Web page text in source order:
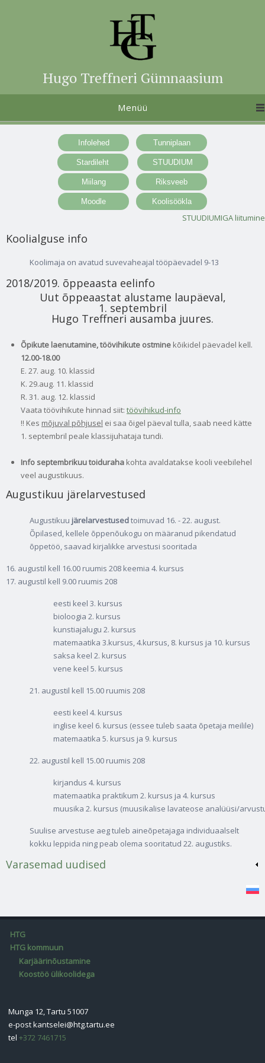
Hugo Treffneri Gümnaasium
Menüü
STUUDIUMIGA liitumine
Koolialguse info
Koolimaja on avatud suvevaheajal tööpäevadel 9-13
2018/2019. õppeaasta eelinfo
Uut õppeaastat alustame laupäeval,
1. septembril
Hugo Treffneri ausamba juures.
Õpikute laenutamine, töövihikute ostmine kõikidel päevadel kell.
12.00-18.00
E. 27. aug. 10. klassid
K. 29.aug. 11. klassid
R. 31. aug. 12. klassid
Vaata töövihikute hinnad siit: töövihikud-info
!! Kes mõjuval põhjusel ei saa õigel päeval tulla, saab need kätte
1. septembril peale klassijuhataja tundi.
Info septembrikuu toiduraha kohta avaldatakse kooli veebilehel
veel augustikuus.
Augustikuu järelarvestused
Augustikuu järelarvestusedtoimuvad 16. - 22. august.
Õpilased, kellele õppenõukogu on määranud pikendatud
õppetöö, saavad kirjalikke arvestusi sooritada
16. augustil kell 16.00 ruumis 208 keemia 4. kursus
17. augustil kell 9.00 ruumis 208
eesti keel 3. kursus
bioloogia 2. kursus
kunstiajalugu 2. kursus
matemaatika 3.kursus, 4.kursus, 8. kursus ja 10. kursus
saksa keel 2. kursus
vene keel 5. kursus
21. augustil kell 15.00 ruumis 208
eesti keel 4. kursus
inglise keel 6. kursus (essee tuleb saata õpetaja meilile)
matemaatika 5. kursus ja 9. kursus
22. augustil kell 15.00 ruumis 208
kirjandus 4. kursus
matemaatika praktikum 2. kursus ja 4. kursus
muusika 2. kursus (muusikalise lavateose analüüsi/
Suulise arvestuse aeg tuleb aineõpetajaga individuaalselt
kokku leppida ning peab olema sooritatud 22. augustiks.
Varasemad uudised
HTG
HTG kommuun
Karjäärinõustamine
Koostöö ülikoolidega
Munga 12, Tartu 51007
e-postkantselei@htg.tartu.ee
tel+372 7461715